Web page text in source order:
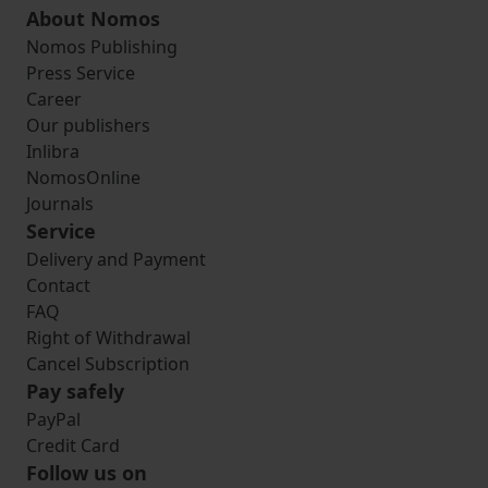
About Nomos
Nomos Publishing
Press Service
Career
Our publishers
Inlibra
NomosOnline
Journals
Service
Delivery and Payment
Contact
FAQ
Right of Withdrawal
Cancel Subscription
Pay safely
PayPal
Credit Card
Follow us on